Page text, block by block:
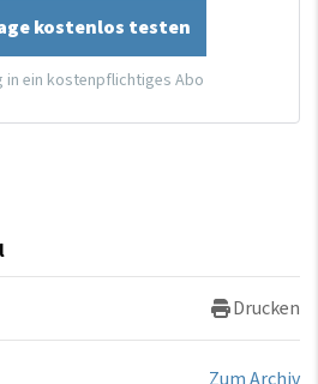
kostenlos testen
in ein kostenpflichtiges Abo
Drucken